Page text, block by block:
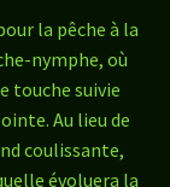
la pêche à la
nymphe, où
touche suivie
Au lieu de
coulissante,
évoluera la